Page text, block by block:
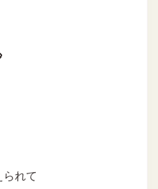
られて